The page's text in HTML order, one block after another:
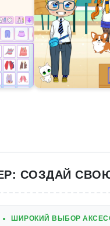
СОЗДАЙ
ШИРОКИЙ ВЫБОР